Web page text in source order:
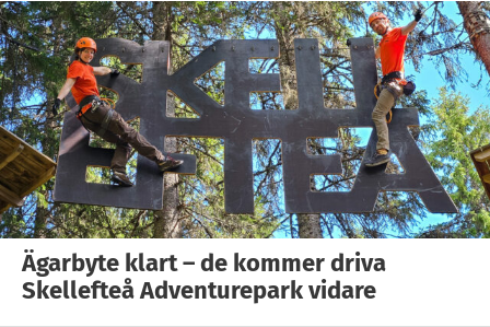
Ägarbyte klart – de kommer driva
Skellefteå Adventurepark vidare